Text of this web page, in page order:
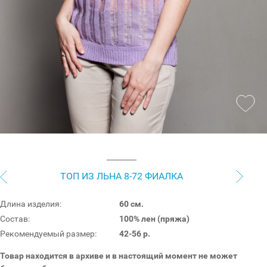
ТОП ИЗ ЛЬНА 8-72 ФИАЛКА
Длина изделия:
60 см.
Состав:
100% лен (пряжа)
Рекомендуемый размер:
42-56 р.
Товар находится в архиве и в настоящий момент не может